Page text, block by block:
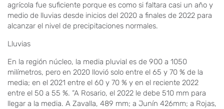
agrícola fue suficiente porque es como si faltara casi un año y
medio de lluvias desde inicios del 2020 a finales de 2022 para
alcanzar el nivel de precipitaciones normales.
Lluvias
En la región núcleo, la media pluvial es de 900 a 1050
milímetros, pero en 2020 llovió solo entre el 65 y 70 % de la
media; en el 2021 entre el 60 y 70 % y en el reciente 2022
entre el 50 a 55 %. “A Rosario, el 2022 le debe 510 mm para
llegar a la media. A Zavalla, 489 mm; a Junín 426mm; a Rojas,